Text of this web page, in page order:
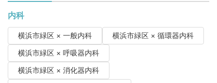
内科
横浜市緑区 × 一般内科
横浜市緑区 × 循環器内科
横浜市緑区 × 呼吸器内科
横浜市緑区 × 消化器内科